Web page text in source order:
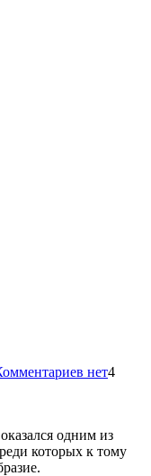
нет4
одним из
которых к тому